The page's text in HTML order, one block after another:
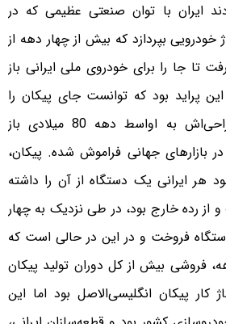
ایران با توان صنعتی عظیمی که در
خودرویی بپردازد که بیش از چهار دهه از
تا جا را برای خودروی ملی ایرانی باز
پراید بود که توانست جای پیکان را
بگیرد، خودرویی که طراحی‌اش به اواسط دهه 80 میلادی باز
بازارهای جهانی فراموش شده. پیکان،
هر ایرانی یک دستگاه از آن را داشته
از رده خارج بود، در طی نزدیک به چهار
فروخت و در این در حالی است که
فروشی بیش از کل دوران تولید پیکان
کار پیکان انگلیسی‌الاصل بود اما این